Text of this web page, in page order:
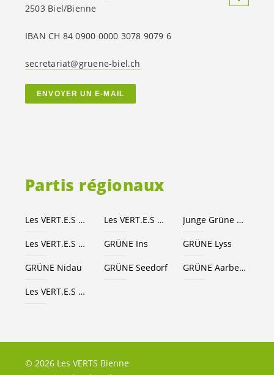
Partis régionaux
Les VERT.E.S Les VERT.E.S Junge Grüne Kanton Bern
Les VERT.E.S GRÜNE Ins GRÜNE Lyss
GRÜNE Nidau GRÜNE Seedorf GRÜNE Aarberg
Les VERT.E.S
2503 Biel/Bienne
IBAN CH 84 0900 0000 3078 9079 6
secretariat@gruene-biel.ch
ENVOYER UN E-MAIL
© 2026 Les VERTS Bienne